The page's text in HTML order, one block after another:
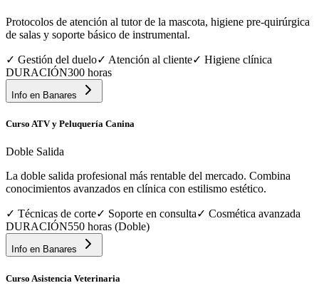
Protocolos de atención al tutor de la mascota, higiene pre-quirúrgica
de salas y soporte básico de instrumental.
✓ Gestión del duelo✓ Atención al cliente✓ Higiene clínica
DURACIÓN300 horas
Info en Banares
Curso ATV y Peluquería Canina
Doble Salida
La doble salida profesional más rentable del mercado. Combina
conocimientos avanzados en clínica con estilismo estético.
✓ Técnicas de corte✓ Soporte en consulta✓ Cosmética avanzada
DURACIÓN550 horas (Doble)
Info en Banares
Curso Asistencia Veterinaria